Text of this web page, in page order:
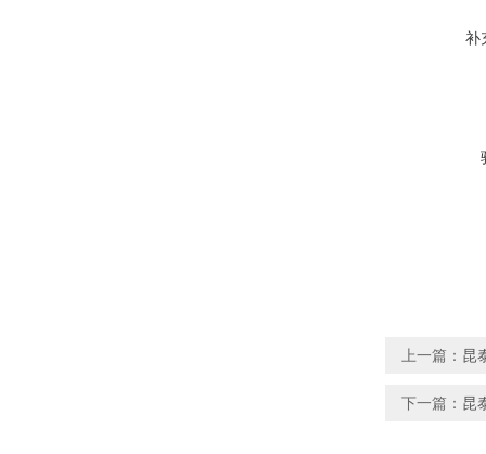
补
上一篇： 昆
下一篇： 昆